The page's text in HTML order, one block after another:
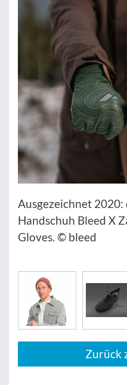
Ausgezeichnet
Handschuh Bleed X
Gloves. © bleed
Zurück